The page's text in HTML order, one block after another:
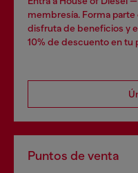
membresía. Forma
disfruta de beneficios y
10% de descuento en tu
Puntos de venta